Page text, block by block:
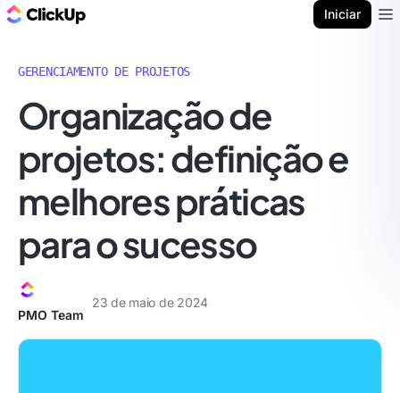
Iniciar
GERENCIAMENTO DE PROJETOS
Organização de
projetos: definição e
melhores práticas
para o sucesso
PMO Team
23 de maio de 2024